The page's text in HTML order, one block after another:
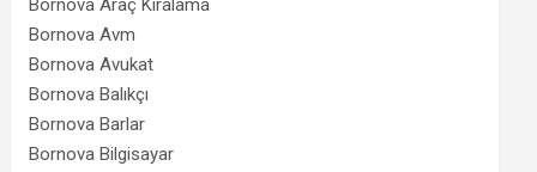
Bornova Araç Kiralama
Bornova Avm
Bornova Avukat
Bornova Balıkçı
Bornova Barlar
Bornova Bilgisayar